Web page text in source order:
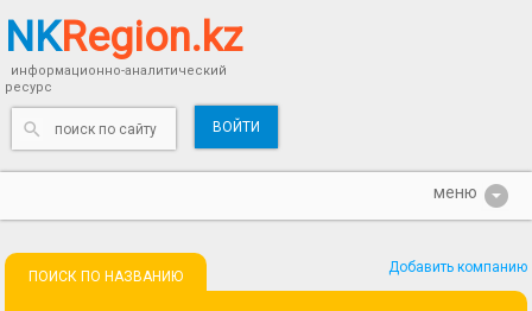
NKRegion.kz
информационно-аналитический
ресурс
ВОЙТИ
ПОИСК ПО НАЗВАНИЮ
Добавить компанию